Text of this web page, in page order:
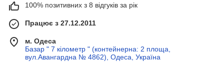
100% позитивних з 8 відгуків за рік
Працює з 27.12.2011
м. Одеса
Базар " 7 кілометр " (контейнерна: 2 площа,
вул.Авангардна № 4862), Одеса, Україна